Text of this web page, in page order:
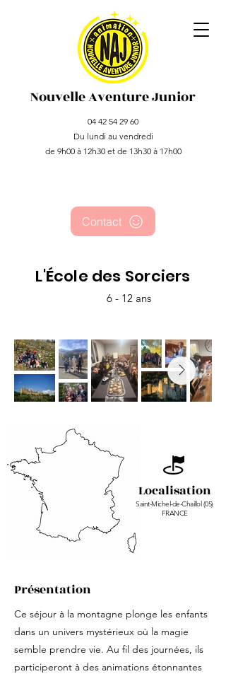
Nouvelle Aventure Junior
04 42 54 29 60
Du lundi au vendredi
de 9h00 à 12h30 et de 13h30 à 17h00
Contact
L'École des Sorciers
6 - 12 ans
Localisation
Saint-Michel-de-Chaillol (05)
FRANCE
Présentation
Ce séjour à la montagne plonge les enfants
dans un univers mystérieux où la magie
semble prendre vie. Au fil des journées, ils
participeront à des animations étonnantes